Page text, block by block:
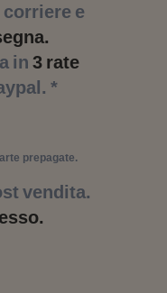
e
in 3 rate
*
prepagate.
vendita.